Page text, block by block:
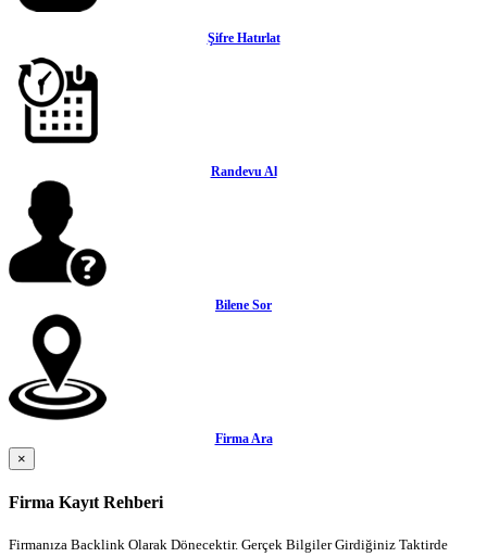
Şifre Hatırlat
Randevu Al
Bilene Sor
Firma Ara
×
Firma Kayıt Rehberi
Firmanıza Backlink Olarak Dönecektir. Gerçek Bilgiler Girdiğiniz Taktirde